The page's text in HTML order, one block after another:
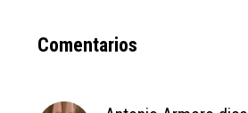
Reader
Comentarios